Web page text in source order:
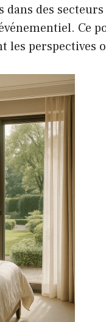
des
Ce
les perspectives